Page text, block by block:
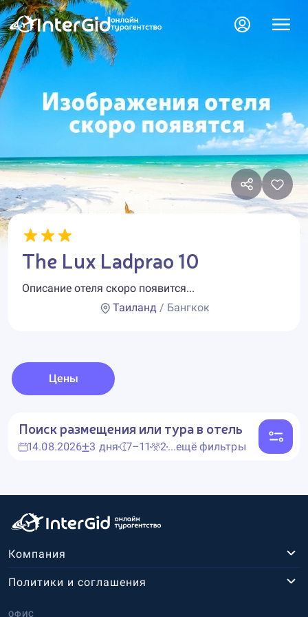
The Lux Ladprao 10
Описание отеля скоро появится...
Таиланд / Бангкок
Цены
Поиск размещения или тура в отель
14.08.2026 3 дня 7–11 2...ещё фильтры
Компания
ОФИС
Политики и соглашения